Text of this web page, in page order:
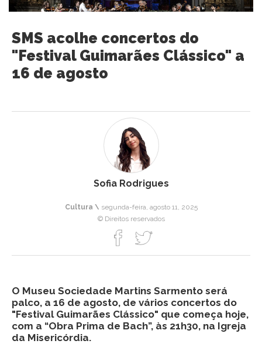
SMS acolhe concertos do
"Festival Guimarães Clássico" a
16 de agosto
Sofia Rodrigues
Cultura \ segunda-feira, agosto 11, 2025
© Direitos reservados
O Museu Sociedade Martins Sarmento será
palco, a 16 de agosto, de vários concertos do
"Festival Guimarães Clássico" que começa hoje,
com a “Obra Prima de Bach”, às 21h30, na Igreja
da Misericórdia.